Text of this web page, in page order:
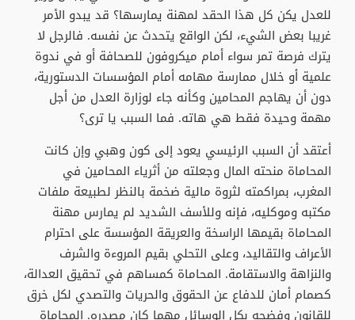
للعدل يكن كل هذا الحقد لمهنة يمارسها؟ قد يبدو الأمر
غريبا بعض الشيء، لكن الواقع يتحدث عن نفسه. فالرجل لا
يترك فرصة تمر سواء أمام ميكروفون للصحافة أو في ندوة
علمية أو خلال ممارسة مهامه أمام المؤسسات الدستورية،
دون أن يهاجم المحامين وكأنه جاء لوزارة العدل من أجل
مهمة وحيدة فقط هي هاته. فما السبب يا ترى؟
أعتقد أن السبب الرئيسي يعود إلى كون وهبي وإن كانت
المحاماة منحته المال وجعلته من أثرياء المحامين في
المغرب، بمراكمته لثروة مالية ضخمة بالنظر لطبيعة ملفات
مكتبه وموكليه، فإنه وللأسف الشديد لم يمارس مهنة
المحاماة بقيمها الراسخة والعريقة المؤسسة على احترام
الأعراف والتقاليد، وعلى التحلي بقيم المروءة والشرف
والنزاهة والاستقامة. المحاماة كمساهم في تحقيق العدالة،
كصمام أمان للدفاع عن الحقوق والحريات والتصدي لكل خرق